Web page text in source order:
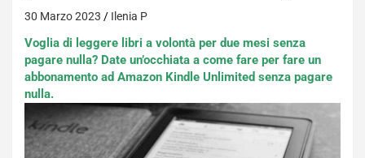
30 Marzo 2023 Ilenia P
Voglia di leggere libri a volontà per due mesi senza
pagare nulla? Date un’occhiata a come fare per fare un
abbonamento ad Amazon Kindle Unlimited senza pagare
nulla.